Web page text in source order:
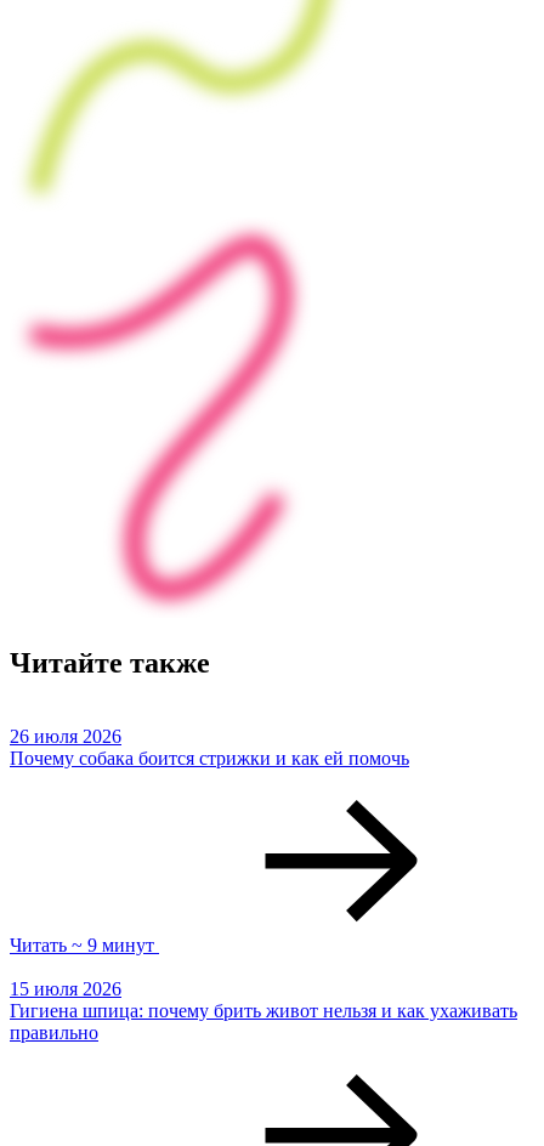
Читайте также
26 июля 2026
Почему собака боится стрижки и как ей помочь
Читать ~ 9 минут
15 июля 2026
Гигиена шпица: почему брить живот нельзя и как ухаживать
правильно